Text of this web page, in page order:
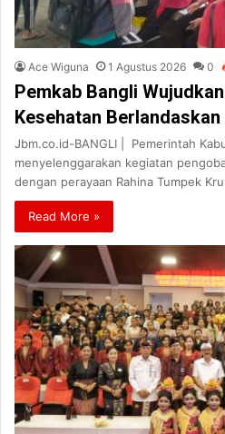
Ace Wiguna 1 Agustus 2026 0
Pemkab Bangli
Kesehatan Berlandaskan
Jbm.co.id-BANGLI | Pemerintah
menyelenggarakan kegiatan
dengan perayaan Rahina Tumpek
Read More »